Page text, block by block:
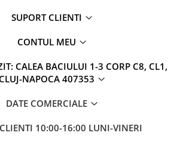
SUPORT CLIENTI
CONTUL MEU
CALEA BACIULUI 1-3 CORP C8, CL1,
CLUJ-NAPOCA 407353
DATE COMERCIALE
10:00-16:00 LUNI-VINERI